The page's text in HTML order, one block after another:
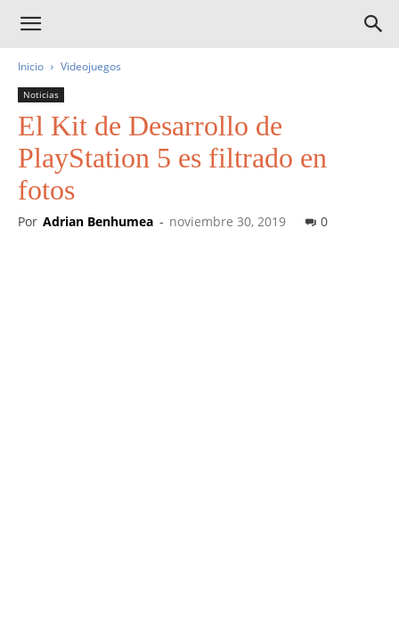
Inicio Videojuegos
Noticias
El Kit de Desarrollo de
PlayStation 5 es filtrado en
fotos
Por Adrian Benhumea - noviembre 30, 2019 0